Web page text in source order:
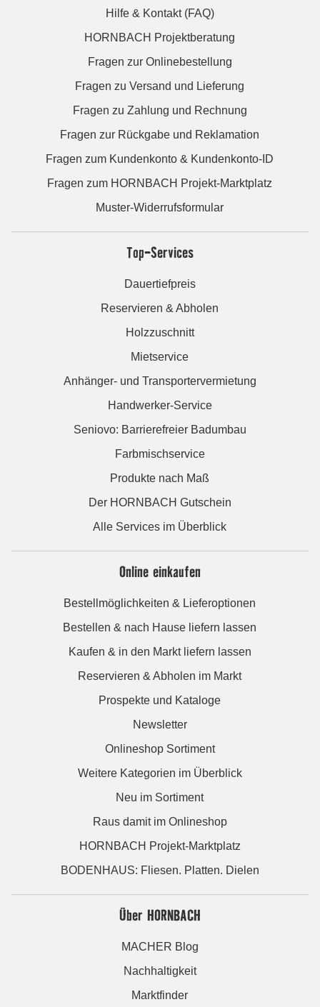
Hilfe & Kontakt (FAQ)
HORNBACH Projektberatung
Fragen zur Onlinebestellung
Fragen zu Versand und Lieferung
Fragen zu Zahlung und Rechnung
Fragen zur Rückgabe und Reklamation
Fragen zum Kundenkonto & Kundenkonto-ID
Fragen zum HORNBACH Projekt-Marktplatz
Muster-Widerrufsformular
Top-Services
Dauertiefpreis
Reservieren & Abholen
Holzzuschnitt
Mietservice
Anhänger- und Transportervermietung
Handwerker-Service
Seniovo: Barrierefreier Badumbau
Farbmischservice
Produkte nach Maß
Der HORNBACH Gutschein
Alle Services im Überblick
Online einkaufen
Bestellmöglichkeiten & Lieferoptionen
Bestellen & nach Hause liefern lassen
Kaufen & in den Markt liefern lassen
Reservieren & Abholen im Markt
Prospekte und Kataloge
Newsletter
Onlineshop Sortiment
Weitere Kategorien im Überblick
Neu im Sortiment
Raus damit im Onlineshop
HORNBACH Projekt-Marktplatz
BODENHAUS: Fliesen. Platten. Dielen
Über HORNBACH
MACHER Blog
Nachhaltigkeit
Marktfinder